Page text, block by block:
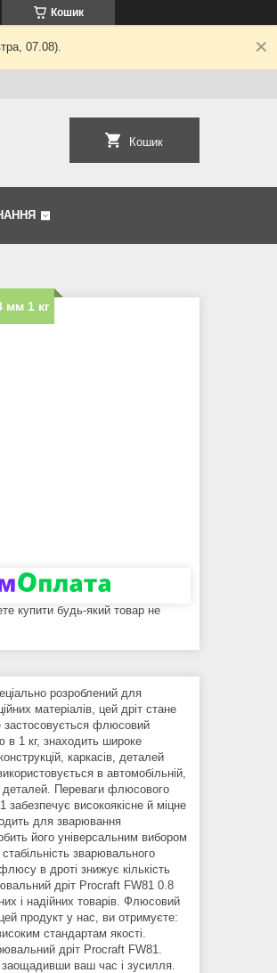
Кошик
07.08).
Кошик
мм 1 кг
купити будь-який товар не
розроблений для
матеріалів, цей дріт стане
застосовується флюсовий
1 кг, знаходить широке
каркасів, деталей
в автомобільній,
деталей. Переваги флюсового
високоякісне й міцне
для зварювання
його універсальним вибором
зварювального
в дроті знижує кількість
дріт Procraft FW81 0.8
і надійних товарів. Флюсовий
продукт у нас, ви отримуєте:
стандартам якості.
дріт Procraft FW81.
заощадивши ваш час і зусилля.